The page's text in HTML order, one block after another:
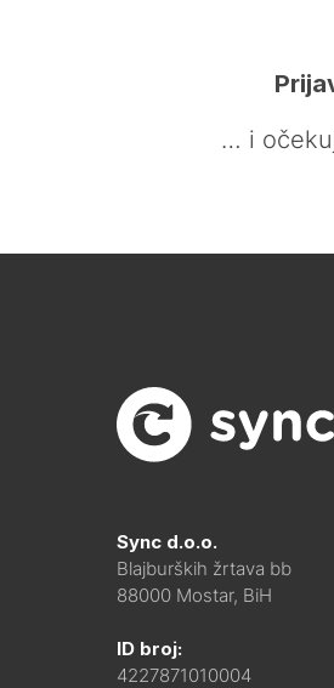
… i
Sync d.o.o.
Blajburških žrtava bb
88000 Mostar, BiH
ID broj:
4227871010004